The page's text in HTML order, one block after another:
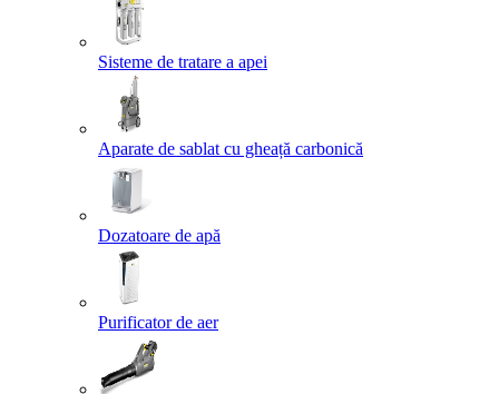
Sisteme de tratare a apei
Aparate de sablat cu gheață carbonică
Dozatoare de apă
Purificator de aer